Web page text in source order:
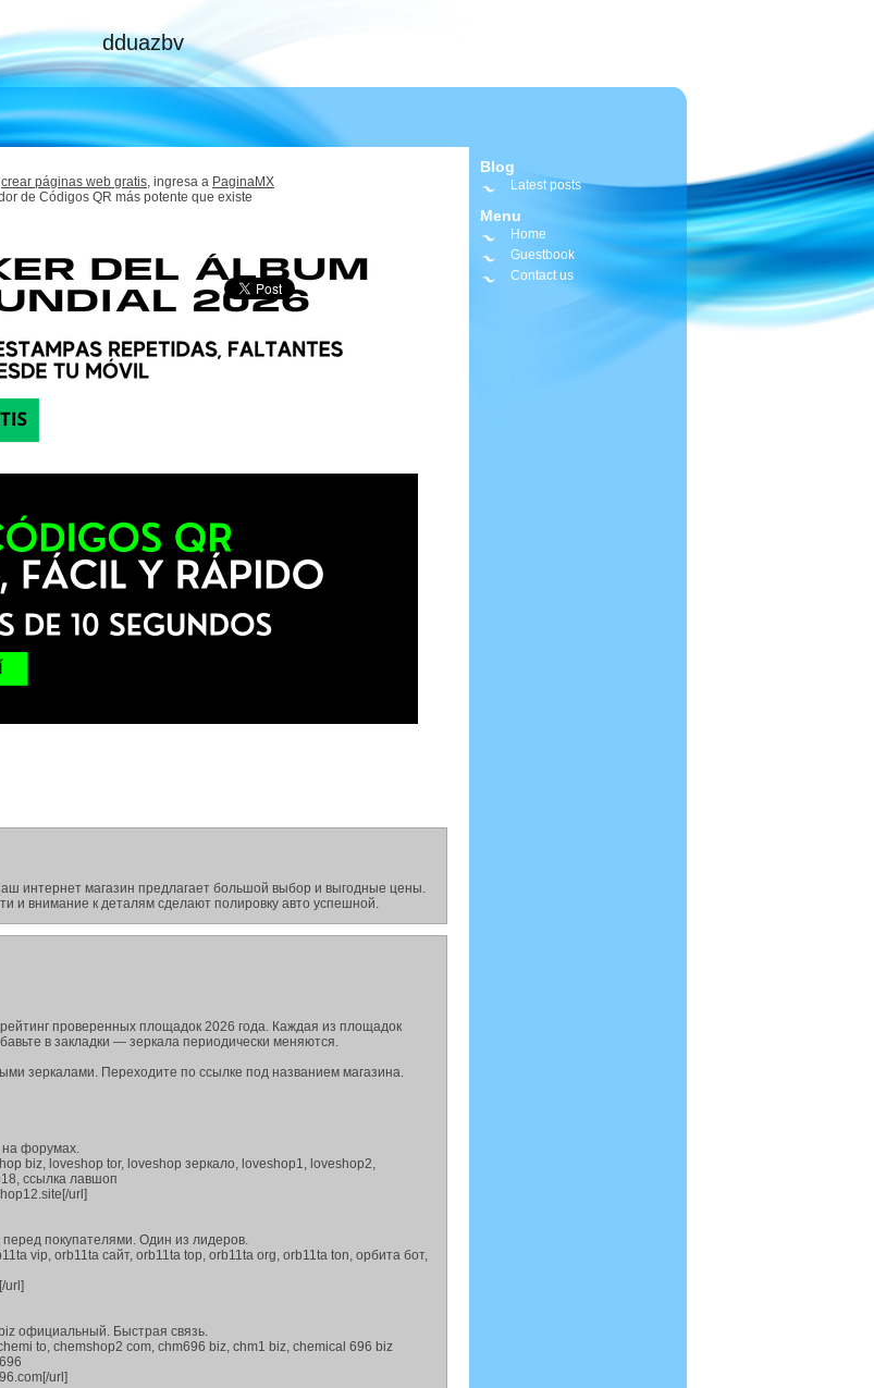
dduazbv
crear páginas web gratis, ingresa a PaginaMX
de Códigos QR más potente que existe
интернет магазин предлагает большой выбор и выгодные цены.
и внимание к деталям сделают полировку авто успешной.
проверенных площадок 2026 года. Каждая из площадок
в закладки — зеркала периодически меняются.
зеркалами. Переходите по ссылке под названием магазина.
на форумах.
biz, loveshop tor, loveshop зеркало, loveshop1, loveshop2,
ссылка лавшоп
url]
покупателями. Один из лидеров.
vip, orb11ta сайт, orb11ta top, orb11ta org, orb11ta ton, орбита бот,
url]
официальный. Быстрая связь.
to, chemshop2 com, chm696 biz, chm1 biz, chemical 696 biz
url]
Blog
Latest posts
Menu
Home
Guestbook
Contact us